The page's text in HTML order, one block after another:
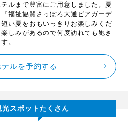
ルまで豊富にご用意しました。夏
福祉協賛さっぽろ大通ビアガーデ
い夏をおもいっきりお楽しみくだ
しみがあるので何度訪れても飽き
。
ルを予約する
光スポットたくさん